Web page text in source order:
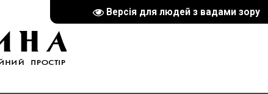
Версія для людей з вадами зору